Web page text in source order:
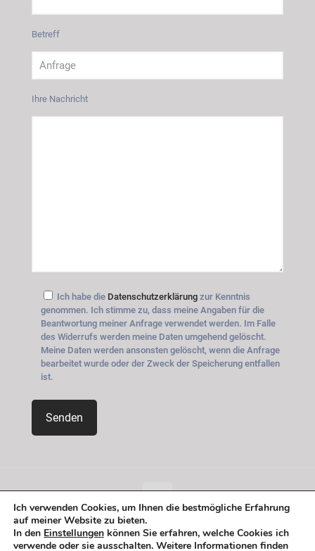
Betreff
Ihre Nachricht
Ich habe die Datenschutzerklärung zur Kenntnis
genommen. Ich stimme zu, dass meine Angaben für die
Beantwortung meiner Anfrage verwendet werden. Im Falle
des Widerrufs werden meine Daten umgehend gelöscht.
Meine Daten werden ansonsten gelöscht, wenn die Anfrage
bearbeitet wurde oder der Zweck der Speicherung entfallen
ist.
© 2026 Betheme byMuffin group
Powered by WordPress
Ich verwenden Cookies, um Ihnen die bestmögliche Erfahrung
auf meiner Website zu bieten.
In den Einstellungen können Sie erfahren, welche Cookies ich
verwende oder sie ausschalten. Weitere Informationen finden